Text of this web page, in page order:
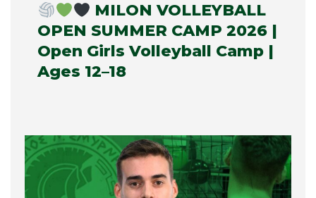
MILON VOLLEYBALL
OPEN SUMMER CAMP 2026 |
Open Girls Volleyball Camp |
Ages 12–18